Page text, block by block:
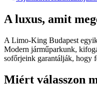
A luxus, amit
A Limo-King Budapest
Modern járműparkunk,
sofőrjeink garantálják, hogy
Miért válasszon